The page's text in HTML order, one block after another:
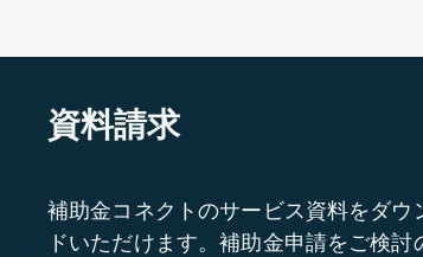
資料請求
補助金コネクトのサービス資料をダウ
ドいただけます。補助金申請をご検討